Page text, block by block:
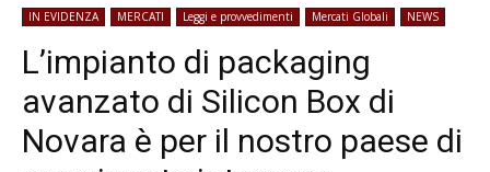
IN EVIDENZA MERCATI Leggi e provvedimenti Mercati Globali NEWS
L’impianto di packaging
avanzato di Silicon Box di
Novara è per il nostro paese di